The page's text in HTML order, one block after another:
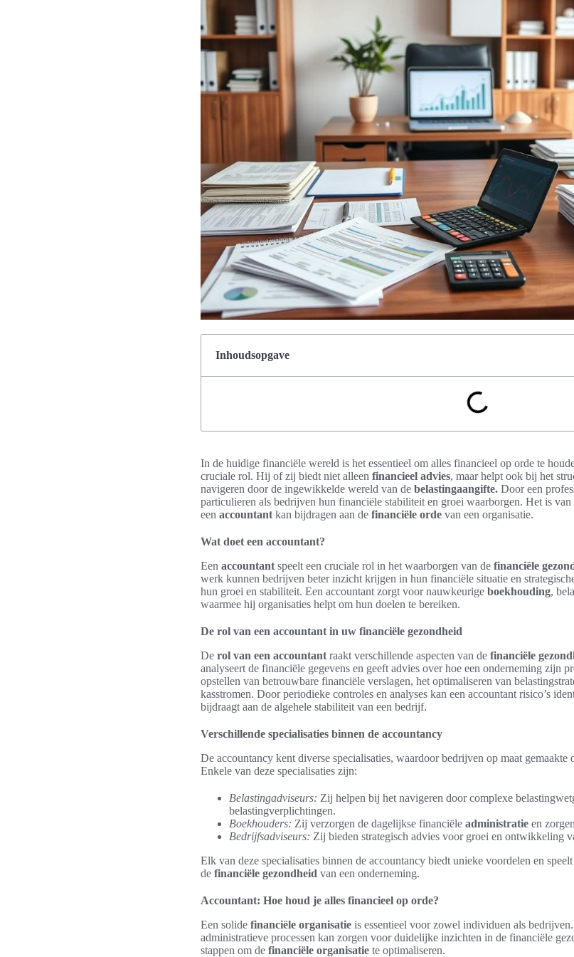
Inhoudsopgave
In de huidige financiële wereld is het essentieel om alles financieel op orde te
cruciale rol. Hij of zij biedt niet alleen financieel advies, maar helpt ook bij het
navigeren door de ingewikkelde wereld van de belastingaangifte. Door een
particulieren als bedrijven hun financiële stabiliteit en groei waarborgen. Het is
een accountant kan bijdragen aan de financiële orde van een organisatie.
Wat doet een accountant?
Een accountant speelt een cruciale rol in het waarborgen van de financiële
werk kunnen bedrijven beter inzicht krijgen in hun financiële situatie en
hun groei en stabiliteit. Een accountant zorgt voor nauwkeurige boekhouding,
waarmee hij organisaties helpt om hun doelen te bereiken.
De rol van een accountant in uw financiële gezondheid
De rol van een accountant raakt verschillende aspecten van de financiële
analyseert de financiële gegevens en geeft advies over hoe een onderneming zijn
opstellen van betrouwbare financiële verslagen, het optimaliseren van
kasstromen. Door periodieke controles en analyses kan een accountant risico’s
bijdraagt aan de algehele stabiliteit van een bedrijf.
Verschillende specialisaties binnen de accountancy
De accountancy kent diverse specialisaties, waardoor bedrijven op maat gemaakte
Enkele van deze specialisaties zijn:
Belastingadviseurs: Zij helpen bij het navigeren door complexe
belastingverplichtingen.
Boekhouders: Zij verzorgen de dagelijkse financiële administratie en
Bedrijfsadviseurs: Zij bieden strategisch advies voor groei en ontwikkeling
Elk van deze specialisaties binnen de accountancy biedt unieke voordelen en
de financiële gezondheid van een onderneming.
Accountant: Hoe houd je alles financieel op orde?
Een solide financiële organisatie is essentieel voor zowel individuen als
administratieve processen kan zorgen voor duidelijke inzichten in de financiële
stappen om de financiële organisatie te optimaliseren.